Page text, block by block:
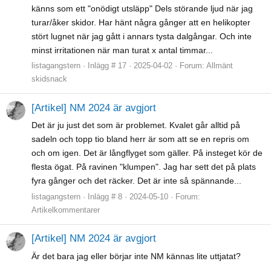
känns som ett "onödigt utsläpp" Dels störande ljud när jag
turar/åker skidor. Har hänt några gånger att en helikopter
stört lugnet när jag gått i annars tysta dalgångar. Och inte
minst irritationen när man turat x antal timmar...
listagangstern Inlägg # 17 2025-04-02 Forum: Allmänt
skidsnack
[Artikel] NM 2024 är avgjort
Det är ju just det som är problemet. Kvalet går alltid på
sadeln och topp tio bland herr är som att se en repris om
och om igen. Det är långflyget som gäller. På insteget kör de
flesta ögat. På ravinen "klumpen". Jag har sett det på plats
fyra gånger och det räcker. Det är inte så spännande...
listagangstern Inlägg # 8 2024-05-10
Forum:
Artikelkommentarer
[Artikel] NM 2024 är avgjort
Är det bara jag eller börjar inte NM kännas lite uttjatat?